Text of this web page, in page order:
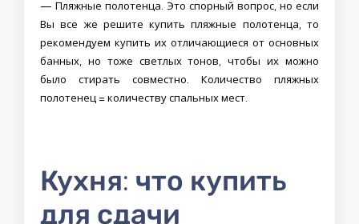
— Пляжные полотенца. Это спорный вопрос, но если
Вы все же решите купить пляжные полотенца, то
рекомендуем купить их отличающиеся от основных
банных, но тоже светлых тонов, чтобы их можно
было стирать совместно. Количество пляжных
полотенец = количеству спальных мест.
Кухня: что купить
для сдачи